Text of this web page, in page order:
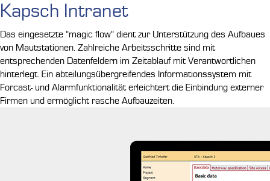
Kapsch Intranet
Das eingesetzte "magic flow" dient zur Unterstützung des Aufbaues
von Mautstationen. Zahlreiche Arbeitsschritte sind mit
entsprechenden Datenfeldern im Zeitablauf mit Verantwortlichen
hinterlegt. Ein abteilungsübergreifendes Informationssystem mit
Forcast- und Alarmfunktionalität erleichtert die Einbindung externer
Firmen und ermöglicht rasche Aufbauzeiten.